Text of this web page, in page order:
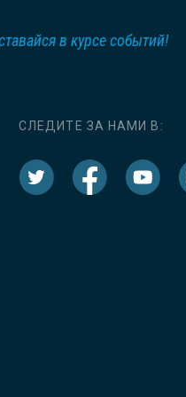
в курсе событий!
СЛЕДИТЕ ЗА НАМИ В: